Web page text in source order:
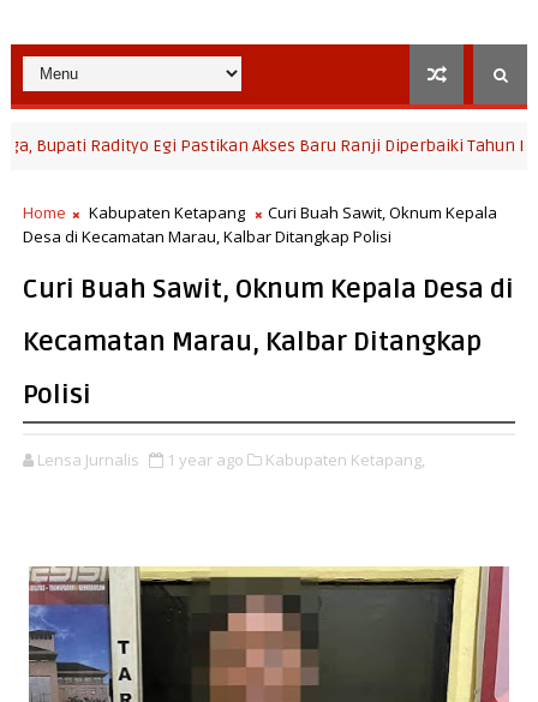
Radityo Egi Pastikan Akses Baru Ranji Diperbaiki Tahun Ini
Home Kabupaten Ketapang
Curi Buah Sawit, Oknum Kepala
Desa di Kecamatan Marau, Kalbar Ditangkap Polisi
Curi Buah Sawit, Oknum Kepala Desa di
Kecamatan Marau, Kalbar Ditangkap
Polisi
Lensa Jurnalis 1 year ago Kabupaten Ketapang,